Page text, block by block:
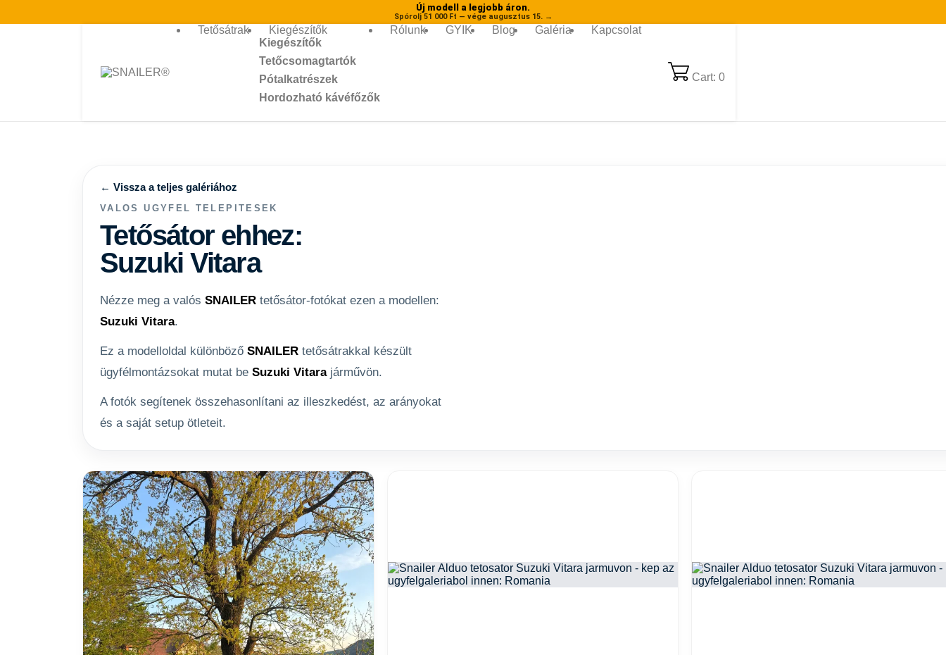
Új modell a legjobb áron.
Spórolj 51 000 Ft — vége augusztus 15. →
Tetősátrak
Kiegészítők
Kiegészítők
Tetőcsomagtartók
Pótalkatrészek
Hordozható kávéfőzők
Rólunk GYIK Blog Galéria Kapcsolat
Cart: 0
← Vissza a teljes galériához
VALOS UGYFEL TELEPITESEK
Tetősátor ehhez:
Suzuki Vitara
Nézze meg a valós SNAILER tetősátor-fotókat ezen a modellen:
Suzuki Vitara.
Ez a modelloldal különböző SNAILER tetősátrakkal készült
ügyfélmontázsokat mutat be Suzuki Vitarajárművön.
A fotók segítenek összehasonlítani az illeszkedést, az arányokat
és a saját setup ötleteit.